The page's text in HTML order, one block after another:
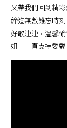
又帶我們回到精
締造無數難忘時
好歌連連，溫馨
姐」一直支持愛戴